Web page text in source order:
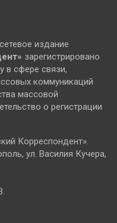
издание
зарегистрировано
в сфере связи,
коммуникаций
массовой
о регистрации
Корреспондент».
ул. Василия Кучера,